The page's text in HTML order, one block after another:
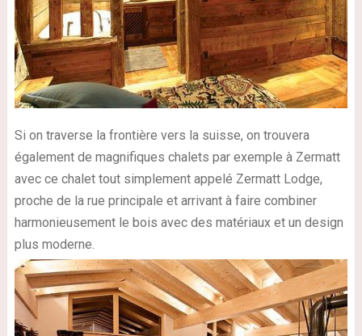
Si on traverse la frontière vers la suisse, on trouvera
également de magnifiques chalets par exemple à Zermatt
avec ce chalet tout simplement appelé Zermatt Lodge,
proche de la rue principale et arrivant à faire combiner
harmonieusement le bois avec des matériaux et un design
plus moderne.